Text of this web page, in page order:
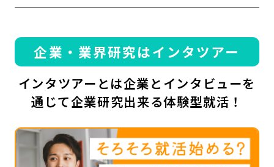
企業・業界研究はインタツアー
インタツアーとは企業とインタビューを
通じて企業研究出来る体験型就活！